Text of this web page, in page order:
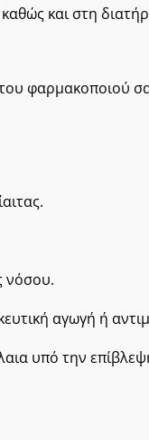
και στη
φαρμακοποιού
νόσου.
αγωγή ή
υπό την